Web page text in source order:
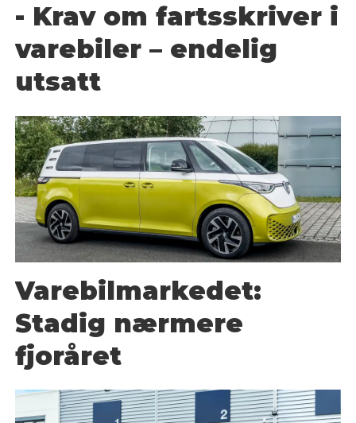
- Krav om fartsskriver i
varebiler – endelig
utsatt
Varebilmarkedet:
Stadig nærmere
fjoråret